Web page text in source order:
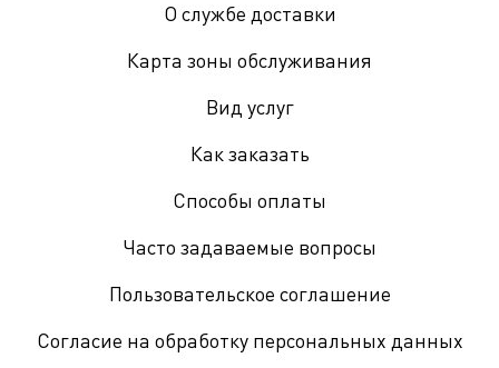
О службе доставки
Карта зоны обслуживания
Вид услуг
Как заказать
Способы оплаты
Часто задаваемые вопросы
Пользовательское соглашение
Согласие на обработку персональных данных